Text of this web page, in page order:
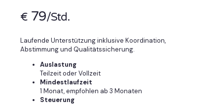
€ 79/Std.
Laufende Unterstützung inklusive Koordination,
Abstimmung und Qualitätssicherung.
Auslastung
Teilzeit oder Vollzeit
Mindestlaufzeit
1 Monat, empfohlen ab 3 Monaten
Steuerung